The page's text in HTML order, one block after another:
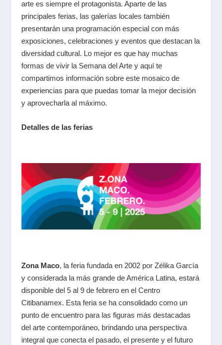
arte es siempre el protagonista.​​ Aparte de las
principales ferias, las galerías locales también
presentarán una programación especial con más
exposiciones, celebraciones y eventos que destacan la
diversidad cultural. Lo mejor es que hay muchas
formas de vivir la Semana del Arte y aquí te
compartimos información sobre este mosaico de
experiencias para que puedas tomar la mejor decisión
y aprovecharla al máximo.
Detalles de las ferias
Zona Maco, la feria fundada en 2002 por Zélika García
y considerada la más grande de América Latina, estará
disponible del 5 al 9 de febrero en el Centro
Citibanamex. Esta feria se ha consolidado como un
punto de encuentro para las figuras más destacadas
del arte contemporáneo, brindando una perspectiva
integral que conecta el pasado, el presente y el futuro